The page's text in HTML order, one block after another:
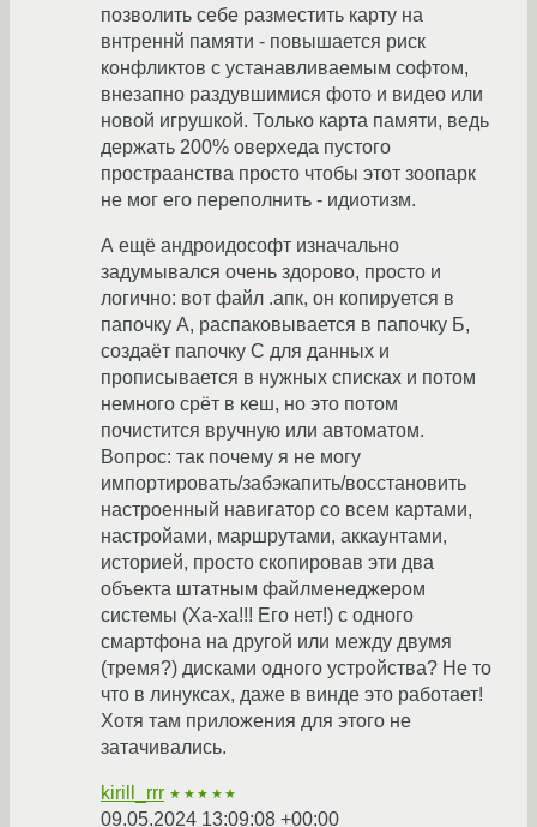
позволить себе разместить карту на
внтреннй памяти - повышается риск
конфликтов с устанавливаемым софтом,
внезапно раздувшимися фото и видео или
новой игрушкой. Только карта памяти, ведь
держать 200% оверхеда пустого
простраанства просто чтобы этот зоопарк
не мог его переполнить - идиотизм.
А ещё андроидософт изначально
задумывался очень здорово, просто и
логично: вот файл .апк, он копируется в
папочку А, распаковывается в папочку Б,
создаёт папочку С для данных и
прописывается в нужных списках и потом
немного срёт в кеш, но это потом
почистится вручную или автоматом.
Вопрос: так почему я не могу
импортировать/забэкапить/восстановить
настроенный навигатор со всем картами,
настройами, маршрутами, аккаунтами,
историей, просто скопировав эти два
объекта штатным файлменеджером
системы (Ха-ха!!! Его нет!) с одного
смартфона на другой или между двумя
(тремя?) дисками одного устройства? Не то
что в линуксах, даже в винде это работает!
Хотя там приложения для этого не
затачивались.
kirill_rrr ★★★★★
09.05.2024 13:09:08 +00:00